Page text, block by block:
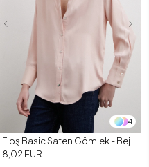
4
Floş Basic Saten Gömlek - Bej
8,02 EUR